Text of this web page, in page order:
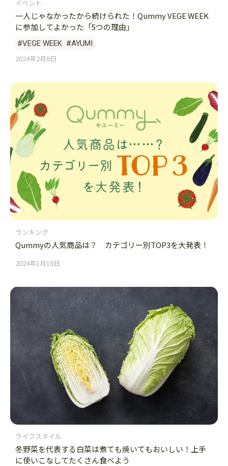
イベント
一人じゃなかったから続けられた！Qummy VEGE WEEK
に参加してよかった「5つの理由」
#VEGE WEEK #AYUMI
2024年2月8日
ランキング
Qummyの人気商品は？ カテゴリー別TOP3を大発表！
2024年1月18日
ライフスタイル
冬野菜を代表する白菜は煮ても焼いてもおいしい！上手
に使いこなしてたくさん食べよう